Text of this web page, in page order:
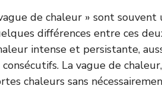
de chaleur » sont souvent
différences entre ces
intense et persistante,
La vague de
chaleurs sans